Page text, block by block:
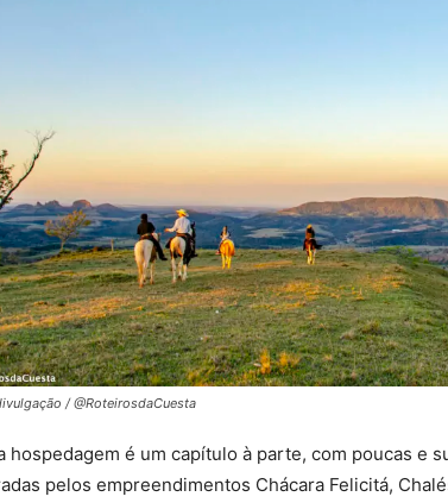
/ @RoteirosdaCuesta
hospedagem é um capítulo à parte, com poucas e
pelos empreendimentos Chácara Felicitá,